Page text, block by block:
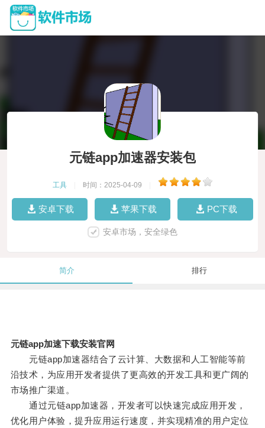
元链app加速器安装包
工具 时间：2025-04-09
安卓下载 苹果下载 PC下载
安卓市场，安全绿色
简介 排行
元链app加速下载安装官网
元链app加速器结合了云计算、大数据和人工智能等前
沿技术，为应用开发者提供了更高效的开发工具和更广阔的
市场推广渠道。
通过元链app加速器，开发者可以快速完成应用开发，
优化用户体验，提升应用运行速度，并实现精准的用户定位